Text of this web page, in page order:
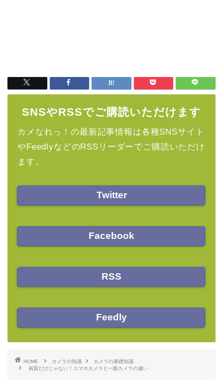
SNSやRSSでご購読いただけます
カメなれっ！の最新記事情報は各種SNSサイト
やFeedlyなどのRSSリーダーでご購読いただけ
ます。
Twitter
Facebook
RSS
Feedly
HOME カメラの知識
カメラの基礎知識
画質だけじゃない！スマホカメラと一眼カメラの違い